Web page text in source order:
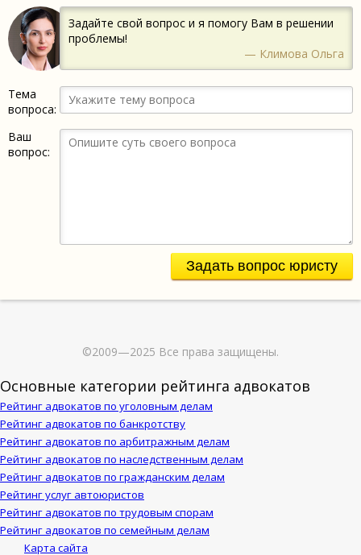
Задайте свой вопрос и я помогу Вам в решении
проблемы!
— Климова Ольга
Тема
вопроса:
Ваш
вопрос:
Задать вопрос юристу
©2009—2025 Все права защищены.
Основные категории рейтинга адвокатов
Рейтинг адвокатов по уголовным делам
Рейтинг адвокатов по банкротству
Рейтинг адвокатов по арбитражным делам
Рейтинг адвокатов по наследственным делам
Рейтинг адвокатов по гражданским делам
Рейтинг услуг автоюристов
Рейтинг адвокатов по трудовым спорам
Рейтинг адвокатов по семейным делам
Карта сайта